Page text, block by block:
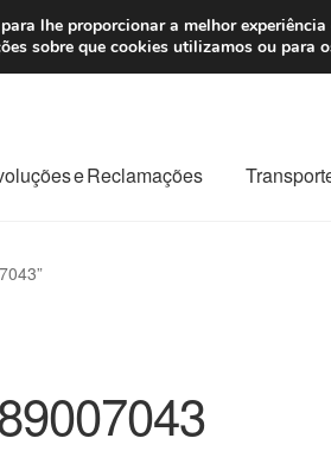
7 EUR
e Reclamações
lhe proporcionar a melhor experiência
sobre que cookies utilizamos ou para